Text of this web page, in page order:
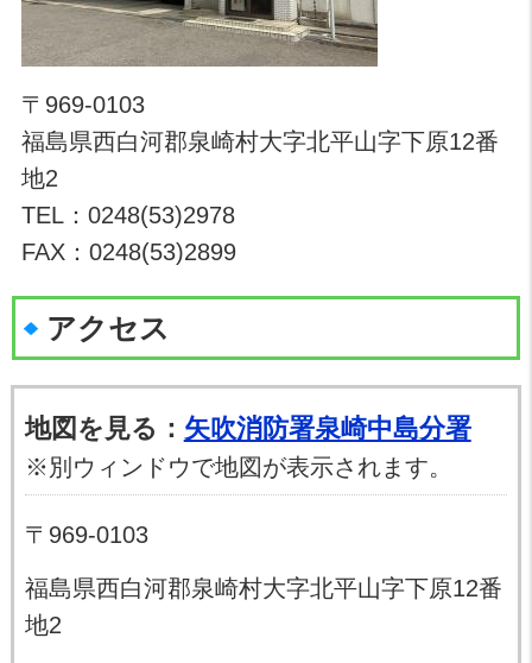
〒969-0103
福島県西白河郡泉崎村大字北平山字下原12番
地2
TEL：0248(53)2978
FAX：0248(53)2899
アクセス
地図を見る： 矢吹消防署泉崎中島分署
※別ウィンドウで地図が表示されます。
〒969-0103
福島県西白河郡泉崎村大字北平山字下原12番
地2